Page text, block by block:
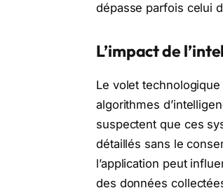
dépasse parfois celui
L’impact de
Le volet
algorithmes
suspectent que ces
détaillés sans le
l’application peut
des données